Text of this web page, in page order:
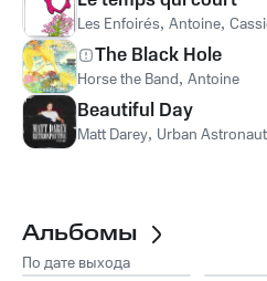
Les Enfoirés, Antoine,
The Black Hole
Horse the Band, Antoine
Beautiful Day
Matt Darey, Urban
Альбомы
По дате выхода